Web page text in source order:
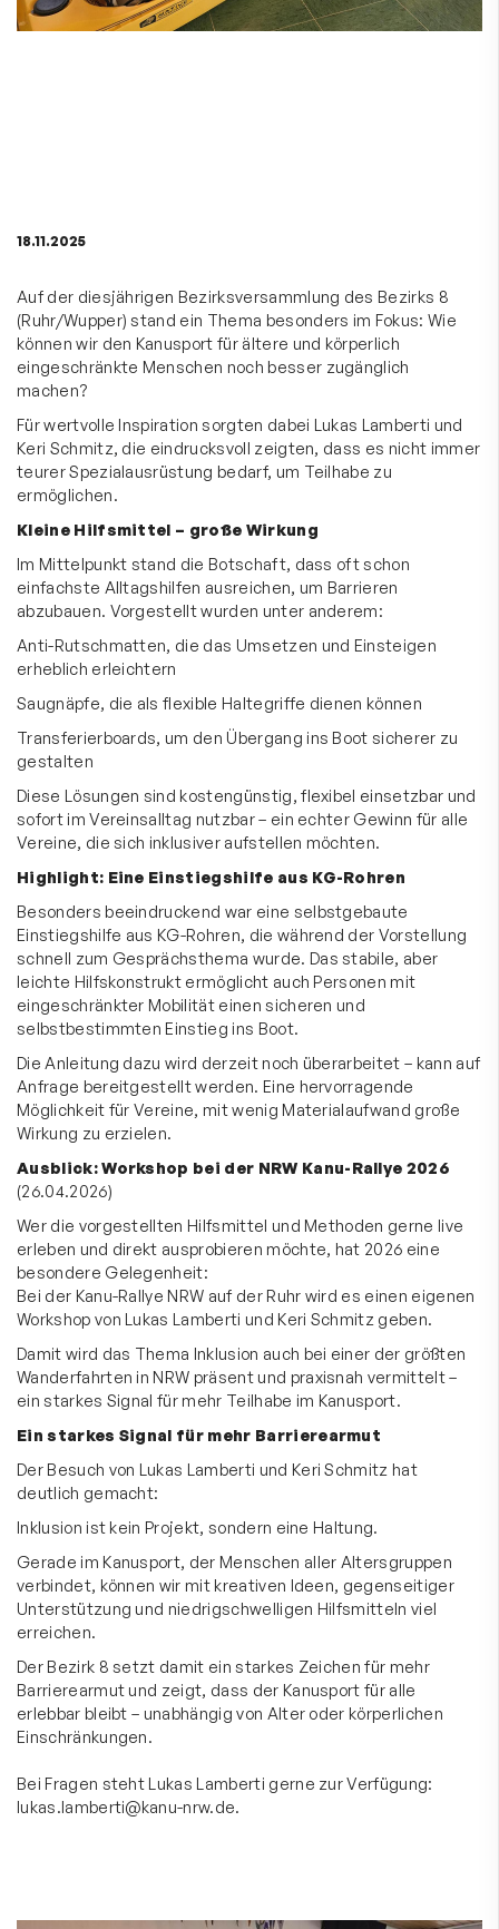
18.11.2025
Auf der diesjährigen Bezirksversammlung des Bezirks 8
(Ruhr/Wupper) stand ein Thema besonders im Fokus: Wie
können wir den Kanusport für ältere und körperlich
eingeschränkte Menschen noch besser zugänglich
machen?
Für wertvolle Inspiration sorgten dabei Lukas Lamberti und
Keri Schmitz, die eindrucksvoll zeigten, dass es nicht immer
teurer Spezialausrüstung bedarf, um Teilhabe zu
ermöglichen.
Kleine Hilfsmittel – große Wirkung
Im Mittelpunkt stand die Botschaft, dass oft schon
einfachste Alltagshilfen ausreichen, um Barrieren
abzubauen. Vorgestellt wurden unter anderem:
Anti-Rutschmatten, die das Umsetzen und Einsteigen
erheblich erleichtern
Saugnäpfe, die als flexible Haltegriffe dienen können
Transferierboards, um den Übergang ins Boot sicherer zu
gestalten
Diese Lösungen sind kostengünstig, flexibel einsetzbar und
sofort im Vereinsalltag nutzbar – ein echter Gewinn für alle
Vereine, die sich inklusiver aufstellen möchten.
Highlight: Eine Einstiegshilfe aus KG-Rohren
Besonders beeindruckend war eine selbstgebaute
Einstiegshilfe aus KG-Rohren, die während der Vorstellung
schnell zum Gesprächsthema wurde. Das stabile, aber
leichte Hilfskonstrukt ermöglicht auch Personen mit
eingeschränkter Mobilität einen sicheren und
selbstbestimmten Einstieg ins Boot.
Die Anleitung dazu wird derzeit noch überarbeitet – kann auf
Anfrage bereitgestellt werden. Eine hervorragende
Möglichkeit für Vereine, mit wenig Materialaufwand große
Wirkung zu erzielen.
Ausblick: Workshop bei der NRW Kanu-Rallye 2026
(26.04.2026)
Wer die vorgestellten Hilfsmittel und Methoden gerne live
erleben und direkt ausprobieren möchte, hat 2026 eine
besondere Gelegenheit:
Bei der Kanu-Rallye NRW auf der Ruhr wird es einen eigenen
Workshop von Lukas Lamberti und Keri Schmitz geben.
Damit wird das Thema Inklusion auch bei einer der größten
Wanderfahrten in NRW präsent und praxisnah vermittelt –
ein starkes Signal für mehr Teilhabe im Kanusport.
Ein starkes Signal für mehr Barrierearmut
Der Besuch von Lukas Lamberti und Keri Schmitz hat
deutlich gemacht:
Inklusion ist kein Projekt, sondern eine Haltung.
Gerade im Kanusport, der Menschen aller Altersgruppen
verbindet, können wir mit kreativen Ideen, gegenseitiger
Unterstützung und niedrigschwelligen Hilfsmitteln viel
erreichen.
Der Bezirk 8 setzt damit ein starkes Zeichen für mehr
Barrierearmut und zeigt, dass der Kanusport für alle
erlebbar bleibt – unabhängig von Alter oder körperlichen
Einschränkungen.
Bei Fragen steht Lukas Lamberti gerne zur Verfügung:
lukas.lamberti@kanu-nrw.de.